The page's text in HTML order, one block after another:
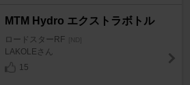
MTM Hydro エクストラボトル
ロードスターRF [ND]
LAKOLEさん
15